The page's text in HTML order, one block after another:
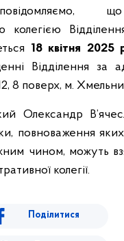
колегією
18 квітня 2025
Відділення за
8 поверх, м.
Олександр
повноваження
чином, можуть
колегії.
Поділитися